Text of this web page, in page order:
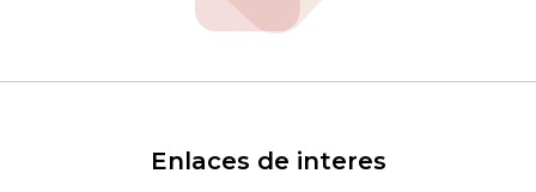
Enlaces de interes